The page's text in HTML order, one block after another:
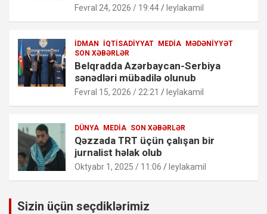
Fevral 24, 2026 / 19:44 leylakamil
İDMAN İQTISADIYYAT MEDIA MƏDƏNIYYƏT
SON XƏBƏRLƏR
Belqradda Azərbaycan-Serbiya
sənədləri mübadilə olunub
Fevral 15, 2026 / 22:21 leylakamil
DÜNYA MEDIA SON XƏBƏRLƏR
Qəzzada TRT üçün çalışan bir
jurnalist həlak olub
Oktyabr 1, 2025 / 11:06 leylakamil
Sizin üçün seçdiklərimiz